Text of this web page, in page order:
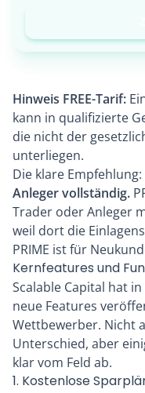
Hinweis FREE-Tarif:
kann in qualifizierte
die nicht der
unterliegen.
Die klare Empfehlung:
Anleger vollständig.
Trader oder Anleger
weil dort die
PRIME ist für
Kernfeatures und
Scalable Capital hat
neue Features
Wettbewerber. Nicht
Unterschied, aber
klar vom Feld ab.
1. Kostenlose